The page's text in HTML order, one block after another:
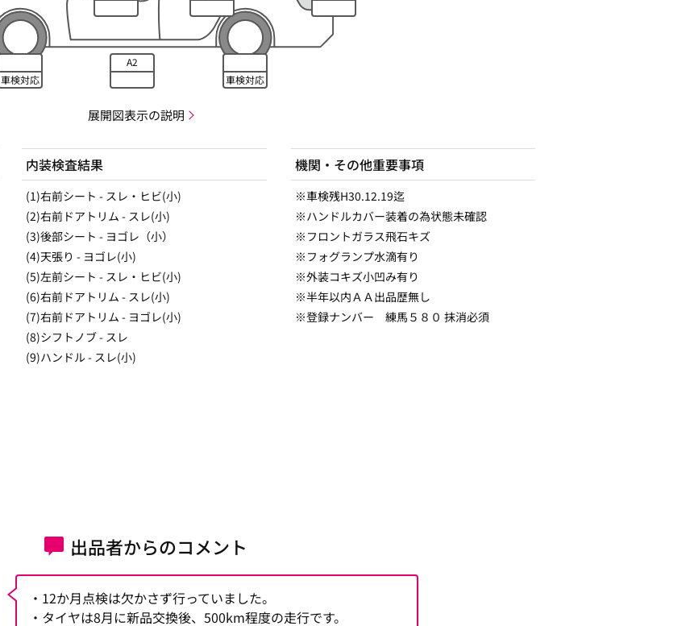
車検対応
A2
車検対応
展開図表示の説明
内装検査結果
(1)右前シート - スレ・ヒビ(小)
(2)右前ドアトリム - スレ(小)
(3)後部シート - ヨゴレ（小）
(4)天張り - ヨゴレ(小)
(5)左前シート - スレ・ヒビ(小)
(6)右前ドアトリム - スレ(小)
(7)右前ドアトリム - ヨゴレ(小)
(8)シフトノブ - スレ
(9)ハンドル - スレ(小)
機関・その他重要事項
※車検残H30.12.19迄
※ハンドルカバー装着の為状態未確認
※フロントガラス飛石キズ
※フォグランプ水滴有り
※外装コキズ小凹み有り
※半年以内ＡＡ出品歴無し
※登録ナンバー 練馬５８０ 抹消必須
出品者からのコメント
・12か月点検は欠かさず行っていました。
・タイヤは8月に新品交換後、500km程度の走行です。